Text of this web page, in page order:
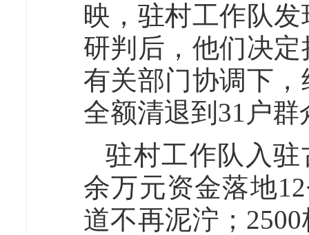
映，驻村工作队
研判后，他们决
有关部门协调下
全额清退到31户群
驻村工作队入
余万元资金落地
道不再泥泞；